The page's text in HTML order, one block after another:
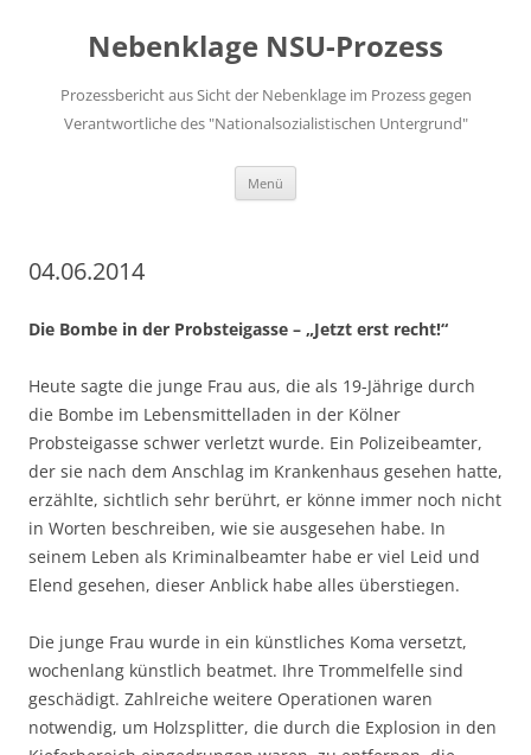
springenNebenklage NSU-Prozess
Prozessbericht aus Sicht der Nebenklage im Prozess gegen
Verantwortliche des "Nationalsozialistischen Untergrund"
Menü
04.06.2014
Die Bombe in der Probsteigasse – „Jetzt erst recht!“
Heute sagte die junge Frau aus, die als 19-Jährige durch
die Bombe im Lebensmittelladen in der Kölner
Probsteigasse schwer verletzt wurde. Ein Polizeibeamter,
der sie nach dem Anschlag im Krankenhaus gesehen hatte,
erzählte, sichtlich sehr berührt, er könne immer noch nicht
in Worten beschreiben, wie sie ausgesehen habe. In
seinem Leben als Kriminalbeamter habe er viel Leid und
Elend gesehen, dieser Anblick habe alles überstiegen.
Die junge Frau wurde in ein künstliches Koma versetzt,
wochenlang künstlich beatmet. Ihre Trommelfelle sind
geschädigt. Zahlreiche weitere Operationen waren
notwendig, um Holzsplitter, die durch die Explosion in den